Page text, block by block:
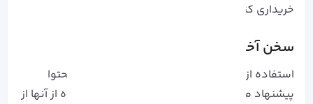
خریداری کنید.
سخن آخر
استفاده از ابزار های هوش مصنوعی برای تولید محتوا
پیشنهاد می شود، چرا که نوشتن محتوا با استفاده از آنها از